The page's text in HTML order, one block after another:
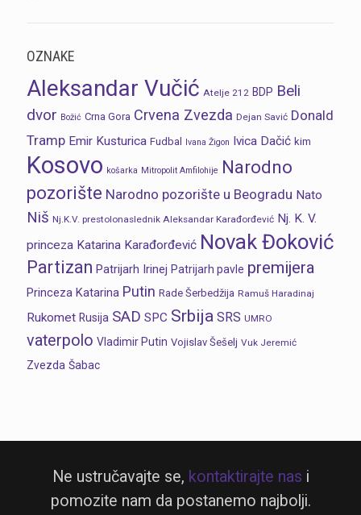
OZNAKE
Aleksandar Vučić Atelje 212 BDP Beli
dvor Božić Crna Gora Crvena Zvezda Dejan Savić Donald
Tramp Emir Kusturica Fudbal Ivana Žigon Ivica Dačić kim
Kosovo košarka Mitropolit Amfilohije
Narodno
pozorište Narodno pozorište u Beogradu Nato
Niš Nj.K.V. prestolonaslednik Aleksandar Karađorđević Nj. K. V.
princeza Katarina Karađorđević Novak Đoković
Partizan Patrijarh Irinej Patrijarh pavle premijera
Princeza Katarina Putin Rade Šerbedžija Ramuš Haradinaj
Rukomet Rusija SAD SPC Srbija SRS UMRO
vaterpolo Vladimir Putin Vojislav Šešelj Vuk Jeremić
Zvezda Šabac
Ne ustručavajte se, kontaktirajte nas i
pomozite nam da postanemo najbolji.